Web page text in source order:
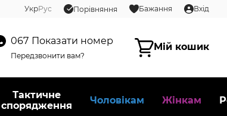
УкрРус Порівняння Бажання Вхід
067 Показати номер
Передзвонити вам?
Мій кошик
Тактичне
спорядження
Чоловікам Жінкам